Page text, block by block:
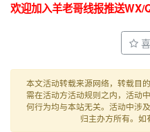
欢迎加入羊老哥线报推送WX/
本文活动转载来源网络，转载目
需在活动方活动规则之内，活动
何行为均与本站无关。活动中涉
归主办方所有。如